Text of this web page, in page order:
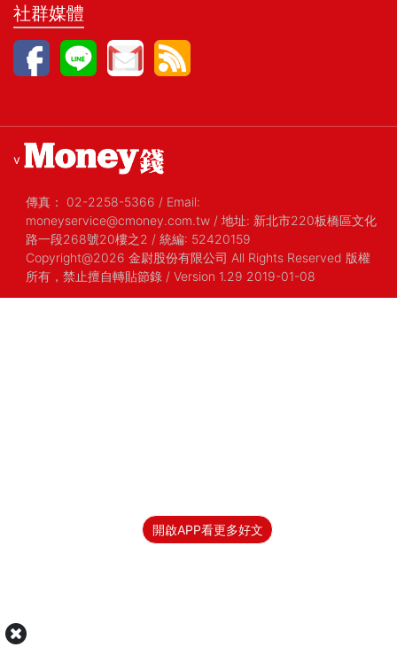
開啟APP看更多好文
社群媒體
v
傳真： 02-2258-5366 / Email:
moneyservice@cmoney.com.tw / 地址: 新北市220板橋區文化
路一段268號20樓之2 / 統編: 52420159
Copyright@2026 金尉股份有限公司 All Rights Reserved 版權
所有，禁止擅自轉貼節錄 / Version 1.29 2019-01-08